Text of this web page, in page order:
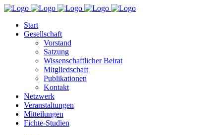
Start
Gesellschaft
Vorstand
Satzung
Wissenschaftlicher Beirat
Mitgliedschaft
Publikationen
Kontakt
Netzwerk
Veranstaltungen
Mitteilungen
Fichte-Studien